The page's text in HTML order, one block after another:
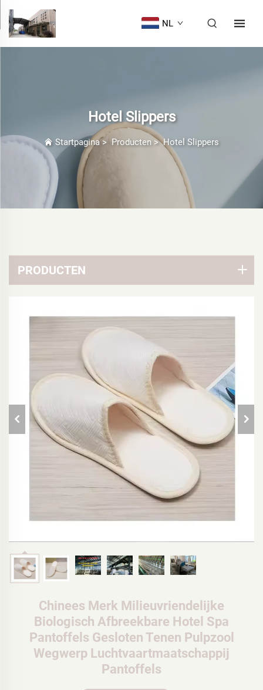
NL
Hotel Slippers
Startpagina> Producten>Hotel Slippers
PRODUCTEN
Chinees Merk Milieuvriendelijke
Biologisch Afbreekbare Hotel Spa
Pantoffels Gesloten Tenen Pulpzool
Wegwerp Luchtvaartmaatschappij
Pantoffels